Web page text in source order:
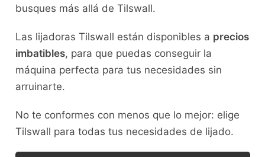
busques más allá de Tilswall.
Las lijadoras Tilswall están disponibles a precios
imbatibles, para que puedas conseguir la
máquina perfecta para tus necesidades sin
arruinarte.
No te conformes con menos que lo mejor: elige
Tilswall para todas tus necesidades de lijado.